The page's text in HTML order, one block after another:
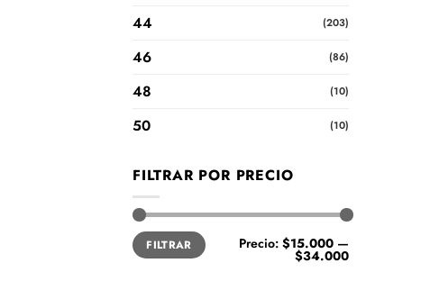
44 (203)
46 (86)
48 (10)
50 (10)
FILTRAR POR PRECIO
Precio
mínimo
Precio
máximo
FILTRAR Precio: $15.000 —
$34.000